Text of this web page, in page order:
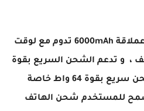
جاء الهاتف مزودا ببطارية عملاقة 6000mAh تدوم مع لوقت
، و تدعم الشحن السريع بقوة
80 واط خاص بالصين و شحن سريع بقوة 64 واط خاصة
للمستخدم شحن الهاتف